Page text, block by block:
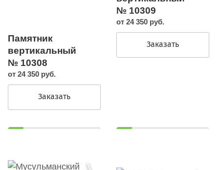
Памятник
вертикальный
№ 10308
от 24 350 руб.
Заказать
№ 10309
от 24 350 руб.
Заказать